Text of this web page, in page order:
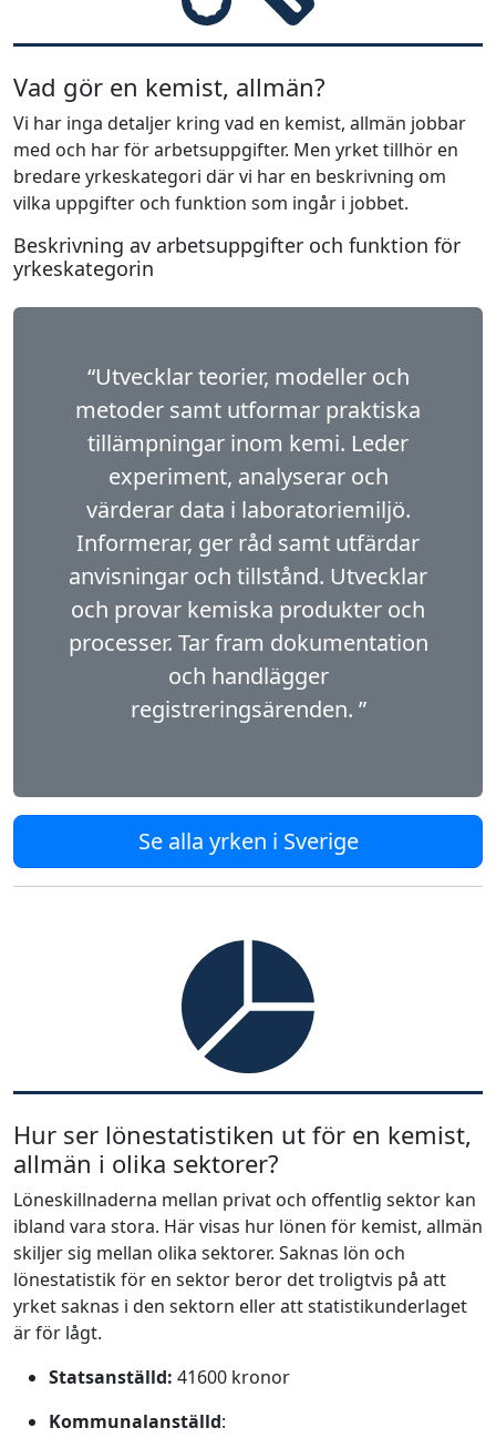
Vad gör en kemist, allmän?
Vi har inga detaljer kring vad en kemist, allmän jobbar
med och har för arbetsuppgifter. Men yrket tillhör en
bredare yrkeskategori där vi har en beskrivning om
vilka uppgifter och funktion som ingår i jobbet.
Beskrivning av arbetsuppgifter och funktion för
yrkeskategorin
“Utvecklar teorier, modeller och
metoder samt utformar praktiska
tillämpningar inom kemi. Leder
experiment, analyserar och
värderar data i laboratoriemiljö.
Informerar, ger råd samt utfärdar
anvisningar och tillstånd. Utvecklar
och provar kemiska produkter och
processer. Tar fram dokumentation
och handlägger
registreringsärenden. ”
Se alla yrken i Sverige
Hur ser lönestatistiken ut för en kemist,
allmän i olika sektorer?
Löneskillnaderna mellan privat och offentlig sektor kan
ibland vara stora. Här visas hur lönen för kemist, allmän
skiljer sig mellan olika sektorer. Saknas lön och
lönestatistik för en sektor beror det troligtvis på att
yrket saknas i den sektorn eller att statistikunderlaget
är för lågt.
Statsanställd: 41600 kronor
Kommunalanställd: